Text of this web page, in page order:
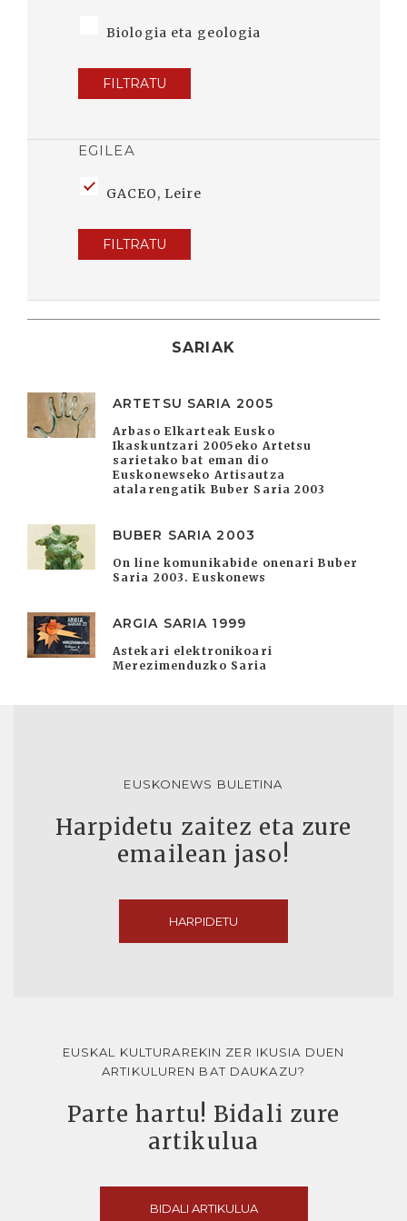
Biologia eta geologia
FILTRATU
EGILEA
GACEO, Leire
FILTRATU
SARIAK
ARTETSU SARIA 2005
Arbaso Elkarteak Eusko
Ikaskuntzari 2005eko Artetsu
sarietako bat eman dio
Euskonewseko Artisautza
atalarengatik Buber Saria 2003
BUBER SARIA 2003
On line komunikabide onenari Buber
Saria 2003. Euskonews
ARGIA SARIA 1999
Astekari elektronikoari
Merezimenduzko Saria
EUSKONEWS BULETINA
Harpidetu zaitez eta zure
emailean jaso!
HARPIDETU
EUSKAL KULTURAREKIN ZER IKUSIA DUEN
ARTIKULUREN BAT DAUKAZU?
Parte hartu! Bidali zure
artikulua
BIDALI ARTIKULUA